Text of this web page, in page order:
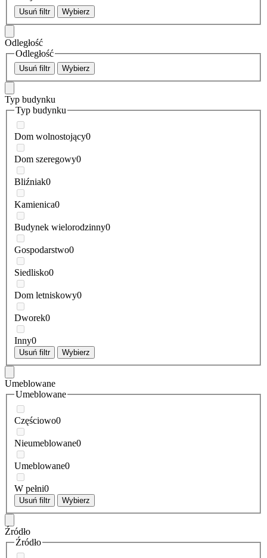
Usuń filtr Wybierz
Odległość
Odległość
Usuń filtr Wybierz
Typ budynku
Typ budynku
Dom wolnostojący0
Dom szeregowy0
Bliźniak0
Kamienica0
Budynek wielorodzinny0
Gospodarstwo0
Siedlisko0
Dom letniskowy0
Dworek0
Inny0
Usuń filtr Wybierz
Umeblowane
Umeblowane
Częściowo0
Nieumeblowane0
Umeblowane0
W pełni0
Usuń filtr Wybierz
Źródło
Źródło